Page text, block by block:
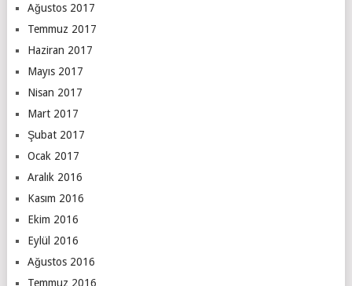
Ağustos 2017
Temmuz 2017
Haziran 2017
Mayıs 2017
Nisan 2017
Mart 2017
Şubat 2017
Ocak 2017
Aralık 2016
Kasım 2016
Ekim 2016
Eylül 2016
Ağustos 2016
Temmuz 2016